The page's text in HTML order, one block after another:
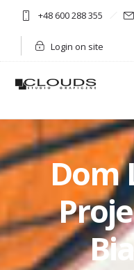
+48 600 288 355
Login on site
Dom